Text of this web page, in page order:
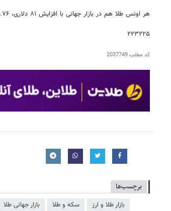
هر اونس طلا هم در بازار جهانی با افزایش ۸۱ دلاری، ۲۹۸۹.۷۶ دلار قیمت‌گذاری شد.
۲۲۳۲۲۵
کد مطلب2037749
برچسب‌ها
بازار طلا و ارز سکه و طلا بازار جهانی طلا